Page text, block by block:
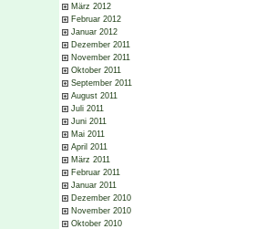
März 2012
Februar 2012
Januar 2012
Dezember 2011
November 2011
Oktober 2011
September 2011
August 2011
Juli 2011
Juni 2011
Mai 2011
April 2011
März 2011
Februar 2011
Januar 2011
Dezember 2010
November 2010
Oktober 2010